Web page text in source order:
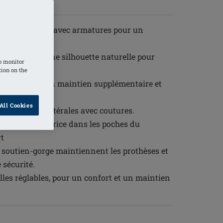
au maintien avec armatures pour un
et une silhouette naturelle pour
apportent un maintien supplémentaire et
poches bilatérales avec coutures.
dans les poches du
gorge maintiennent les prothèses et
sécurité.
réglables, pour un confort et un maintien
monitor
on the
Cookies